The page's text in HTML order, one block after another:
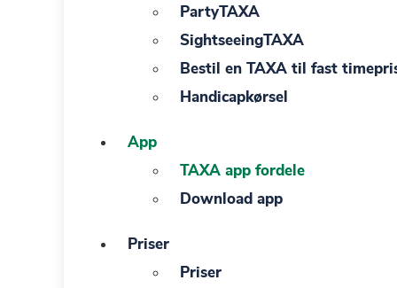
PartyTAXA
SightseeingTAXA
Bestil en TAXA til fast
Handicapkørsel
App
TAXA app fordele
Download app
Priser
Priser